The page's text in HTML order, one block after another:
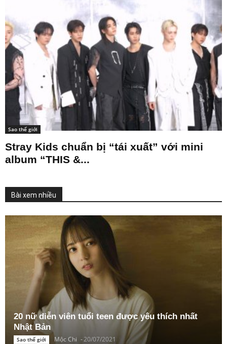
Sao thế giới
Stray Kids chuẩn bị “tái xuất” với mini
album “THIS &...
Bài xem nhiều
20 nữ diễn viên tuổi teen được yêu thích nhất
Nhật Bản
Sao thế giới Mộc Chi -20/07/2021